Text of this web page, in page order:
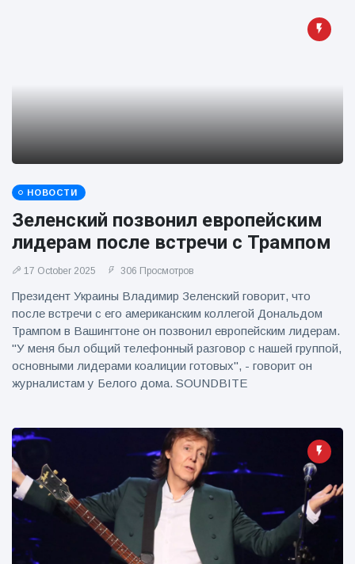
НОВОСТИ
Зеленский позвонил европейским
лидерам после встречи с Трампом
17 October 2025 306 Просмотров
Президент Украины Владимир Зеленский говорит, что
после встречи с его американским коллегой Дональдом
Трампом в Вашингтоне он позвонил европейским лидерам.
"У меня был общий телефонный разговор с нашей группой,
основными лидерами коалиции готовых", - говорит он
журналистам у Белого дома. SOUNDBITE